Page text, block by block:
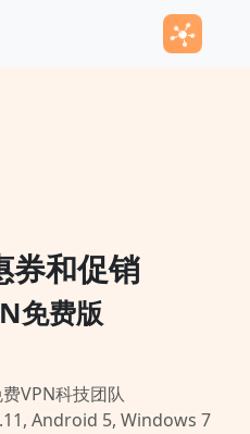
券和促销
免费版
VPN科技团队
Android 5, Windows 7